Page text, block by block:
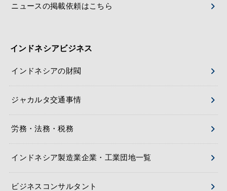
ニュースの掲載依頼はこちら
インドネシアビジネス
インドネシアの財閥
ジャカルタ交通事情
労務・法務・税務
インドネシア製造業企業・工業団地一覧
ビジネスコンサルタント